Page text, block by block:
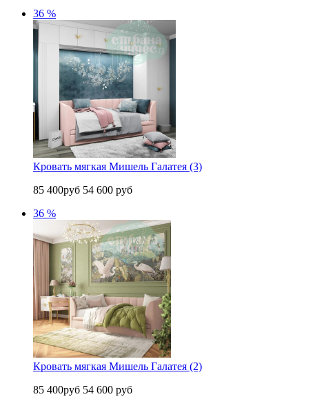
36 %
Кровать мягкая Мишель Галатея (3)
85 400руб 54 600 руб
36 %
Кровать мягкая Мишель Галатея (2)
85 400руб 54 600 руб